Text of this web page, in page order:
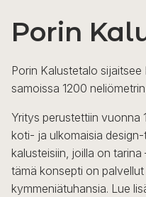
Porin
Porin Kalustetalo
samoissa 1200
Yritys perustettiin vuonna
koti- ja ulkomaisia
kalusteisiin, joilla on
tämä konsepti on
kymmeniätuhansia. Lue